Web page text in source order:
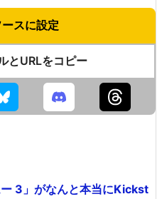
スに設定
とURLをコピー
3」がなんと本当にKickst